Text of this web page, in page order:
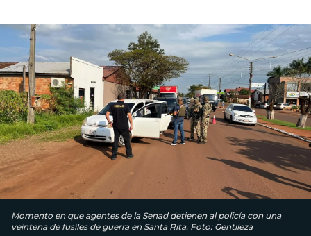
Momento en que agentes de la Senad detienen al policía con una
veintena de fusiles de guerra en Santa Rita. Foto: Gentileza